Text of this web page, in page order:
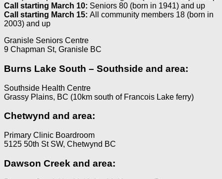
Call starting March 10: Seniors 80 (born in 1941) and up
Call starting March 15: All community members 18 (born in
2003) and up
Granisle Seniors Centre
9 Chapman St, Granisle BC
Burns Lake South – Southside and area:
Southside Health Centre
Grassy Plains, BC (10km south of Francois Lake ferry)
Chetwynd and area:
Primary Clinic Boardroom
5125 50th St SW, Chetwynd BC
Dawson Creek and area: